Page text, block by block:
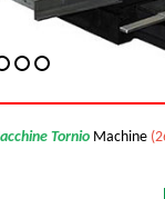
Tornio Machine